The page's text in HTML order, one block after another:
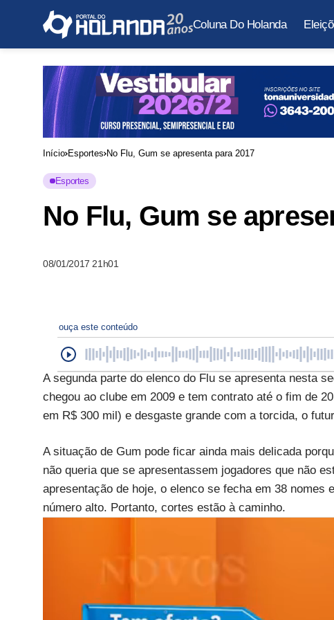
Coluna Do Holanda
Início Esportes No Flu, Gum se apresenta para 2017
Esportes
No Flu, Gum se
08/01/2017 21h01
ouça este conteúdo
A segunda parte do elenco do Flu se apresenta nesta
chegou ao clube em 2009 e tem contrato até o fim de
em R$ 300 mil) e desgaste grande com a torcida, o
A situação de Gum pode ficar ainda mais delicada
não queria que se apresentassem jogadores que não
apresentação de hoje, o elenco se fecha em 38
número alto. Portanto, cortes estão à caminho.